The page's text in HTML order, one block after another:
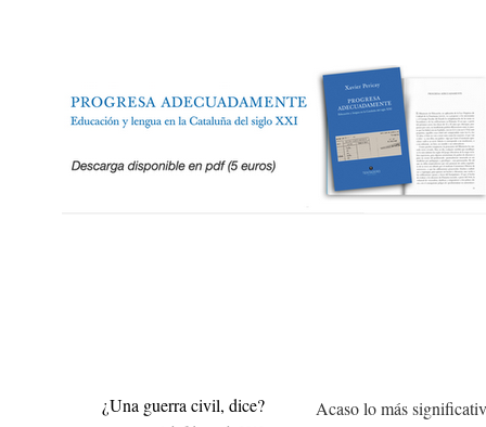
Acaso lo más
¿Una guerra civil, dice?